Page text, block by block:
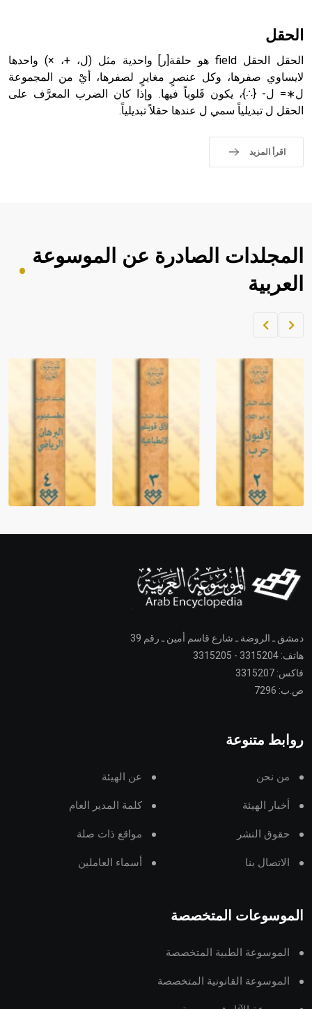
الحقل
الحقل الحقل field هو حلقة[ر] واحدية مثل (ل، +، ×) واحدها
لايساوي صفرها، وكل عنصرٍ مغايرٍ لصفرها، أيْ من المجموعة
ل∗= ل- {∴}، يكون قَلوباً فيها. وإذا كان الضرب المعرَّف على
الحقل ل تبديلياً سمي ل عندها حقلاً تبديلياً.
اقرأ المزيد
المجلدات الصادرة عن الموسوعة
العربية
دمشق ـ الروضة ـ شارع قاسم أمين ـ رقم 39
هاتف: 3315204 - 3315205
فاكس: 3315207
ص.ب: 7296
روابط متنوعة
من نحن عن الهيئة
أخبار الهيئة كلمة المدير العام
حقوق النشر مواقع ذات صلة
الاتصال بنا أسماء العاملين
الموسوعات المتخصصة
الموسوعة الطبية المتخصصة
الموسوعة القانونية المتخصصة